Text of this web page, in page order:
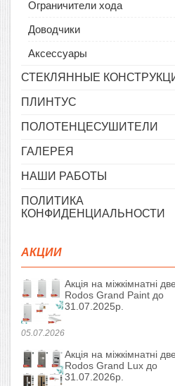
Ограничители хода
Доводчики
Аксессуары
СТЕКЛЯННЫЕ
ПЛИНТУС
ПОЛОТЕНЦЕСУШИТЕЛИ
ГАЛЕРЕЯ
НАШИ РАБОТЫ
ПОЛИТИКА
КОНФИДЕНЦИАЛЬНОСТИ
АКЦИИ
05.07.2026
Акція на міжкімнатні
Rodos Grand Paint до
31.07.2025р.
Акція на міжкімнатні
Rodos Grand Lux до
31.07.2026р.